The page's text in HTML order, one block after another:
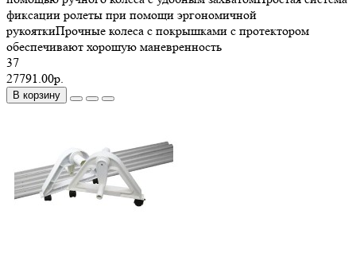
фиксации ролеты при помощи эргономичной
рукояткиПрочные колеса с покрышками с протектором
обеспечивают хорошую маневренность
37
27791.00р.
В корзину